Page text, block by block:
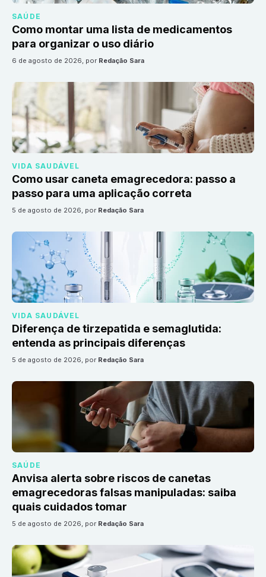
SAÚDE
Como montar uma lista de medicamentos
para organizar o uso diário
6 de agosto de 2026, por Redação Sara
VIDA SAUDÁVEL
Como usar caneta emagrecedora: passo a
passo para uma aplicação correta
5 de agosto de 2026, por Redação Sara
VIDA SAUDÁVEL
Diferença de tirzepatida e semaglutida:
entenda as principais diferenças
5 de agosto de 2026, por Redação Sara
SAÚDE
Anvisa alerta sobre riscos de canetas
emagrecedoras falsas manipuladas: saiba
quais cuidados tomar
5 de agosto de 2026, por Redação Sara